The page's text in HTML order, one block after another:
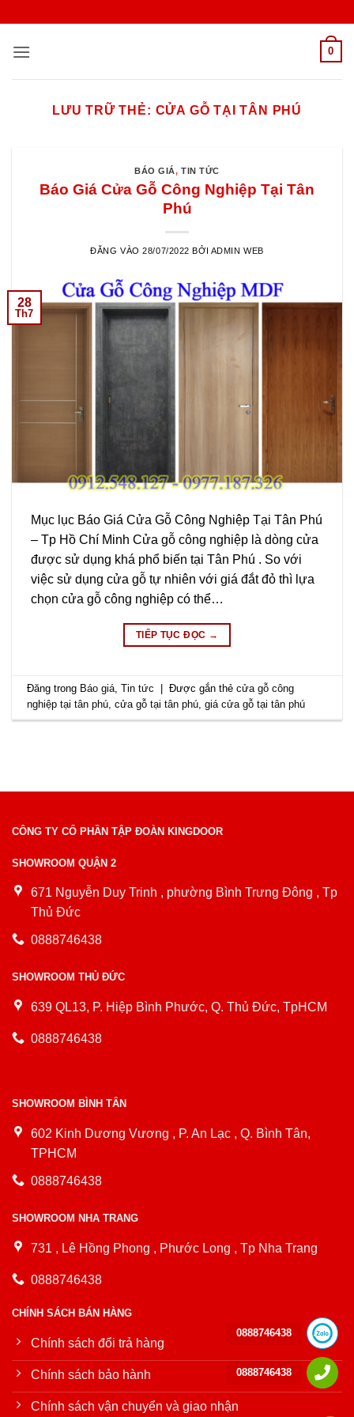
nội
0
LƯU TRỮ THẺ: CỬA GỖ TẠI TÂN PHÚ
BÁO GIÁ,TIN TỨC
Báo Giá Cửa Gỗ Công Nghiệp Tại Tân
Phú
ĐĂNG VÀO28/07/2022 BỞI ADMIN WEB
28
Th7
Mục lục Báo Giá Cửa Gỗ Công Nghiệp Tại Tân Phú
– Tp Hồ Chí Minh Cửa gỗ công nghiệp là dòng cửa
được sử dụng khá phổ biến tại Tân Phú . So với
việc sử dụng cửa gỗ tự nhiên với giá đắt đỏ thì lựa
chọn cửa gỗ công nghiệp có thể…
TIẾP TỤC ĐỌC →
Đăng trong Báo giá ,Tin tức Được gắn thẻcửa gỗ công
nghiệp tại tân phú ,cửa gỗ tại tân phú ,giá cửa gỗ tại tân phú
CÔNG TY CỔ PHẦN TẬP ĐOÀN KINGDOOR
SHOWROOM QUẬN 2
671 Nguyễn Duy Trinh , phường Bình Trưng Đông , Tp
Thủ Đức
0888746438
SHOWROOM THỦ ĐỨC
639 QL13, P. Hiệp Bình Phước, Q. Thủ Đức, TpHCM
0888746438
SHOWROOM BÌNH TÂN
602 Kinh Dương Vương , P. An Lạc , Q. Bình Tân,
TPHCM
0888746438
SHOWROOM NHA TRANG
731 , Lê Hồng Phong , Phước Long , Tp Nha Trang
0888746438
CHÍNH SÁCH BÁN HÀNG
Chính sách đổi trả hàng
Chính sách bảo hành
Chính sách vận chuyển và giao nhận
0888746438
0888746438